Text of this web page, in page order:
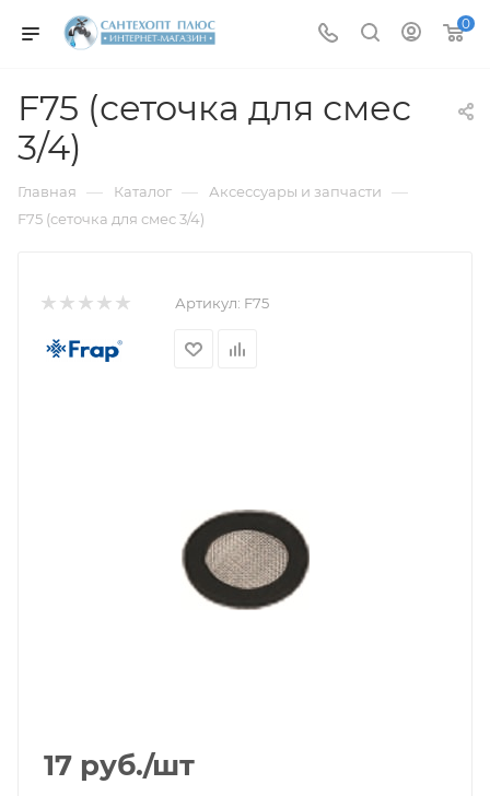
0
F75 (сеточка для смес
3/4)
Главная — Каталог — Аксессуары и запчасти —
F75 (сеточка для смес 3/4)
Артикул: F75
17 руб./шт